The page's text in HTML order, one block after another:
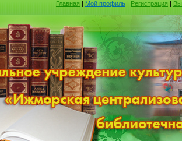
Главная | Мой профиль | Регистрация |